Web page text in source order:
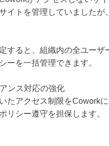
イトを管理していましたが
すると、組織内の全ユー
ーを一括管理できます。
ンス対応の強化
たアクセス制限をCowork
リシー遵守を担保します。